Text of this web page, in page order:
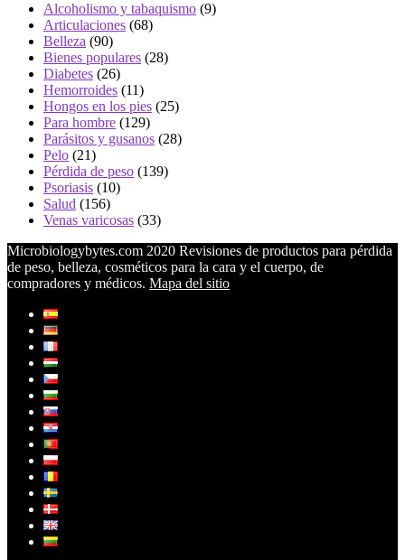
Alcoholismo y tabaquismo (9)
Articulaciones (68)
Belleza (90)
Bienes populares (28)
Diabetes (26)
Hemorroides (11)
Hongos en los pies (25)
Para hombre (129)
Parásitos y gusanos (28)
Pelo (21)
Pérdida de peso (139)
Psoriasis (10)
Salud (156)
Venas varicosas (33)
Microbiologybytes.com 2020 Revisiones de productos para pérdida
de peso, belleza, cosméticos para la cara y el cuerpo, de
compradores y médicos. Mapa del sitio